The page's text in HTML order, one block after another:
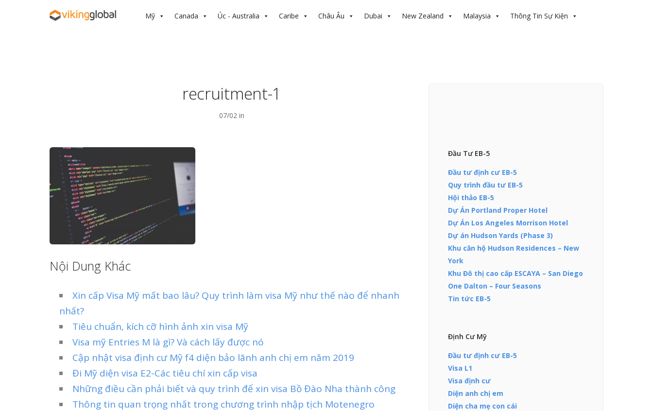
Mỹ Canada Úc - Australia Caribe Châu Âu Dubai New Zealand Malaysia Thông Tin Sự Kiện
recruitment-1
07/02 in
Nội Dung Khác
Xin cấp Visa Mỹ mất bao lâu? Quy trình làm visa Mỹ như thế nào để nhanh
nhất?
Tiêu chuẩn, kích cỡ hình ảnh xin visa Mỹ
Visa mỹ Entries M là gì? Và cách lấy được nó
Cập nhật visa định cư Mỹ f4 diện bảo lãnh anh chị em năm 2019
Đi Mỹ diện visa E2-Các tiêu chí xin cấp visa
Những điều cần phải biết và quy trình để xin visa Bồ Đào Nha thành công
Thông tin quan trọng nhất trong chương trình nhập tịch Motenegro
Đầu Tư EB-5
Đầu tư định cư EB-5
Quy trình đầu tư EB-5
Hội thảo EB-5
Dự Án Portland Proper Hotel
Dự Án Los Angeles Morrison Hotel
Dự án Hudson Yards (Phase 3)
Khu căn hộ Hudson Residences – New
York
Khu Đô thị cao cấp ESCAYA – San Diego
One Dalton – Four Seasons
Tin tức EB-5
Định Cư Mỹ
Đầu tư định cư EB-5
Visa L1
Visa định cư
Diện anh chị em
Diện cha mẹ con cái